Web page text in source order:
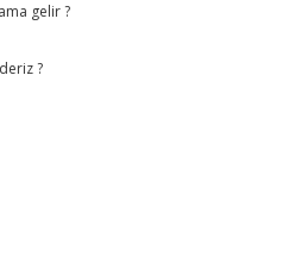
gelir ?
?